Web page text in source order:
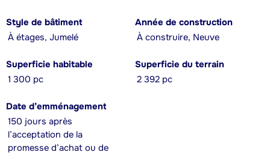
Style de bâtiment
À étages, Jumelé
Année de construction
À construire, Neuve
Superficie habitable
1 300 pc
Superficie du terrain
2 392 pc
Date d’emménagement
150 jours après
l’acceptation de la
promesse d’achat ou de